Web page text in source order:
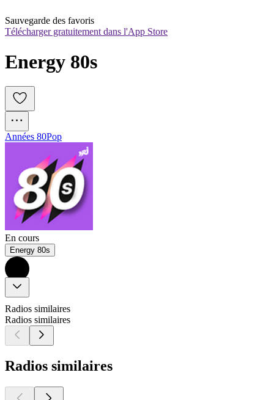
Sauvegarde des favoris
Télécharger gratuitement dans l'App Store
Energy 80s
Années 80Pop
En cours
Energy 80s
Radios similaires
Radios similaires
Radios similaires